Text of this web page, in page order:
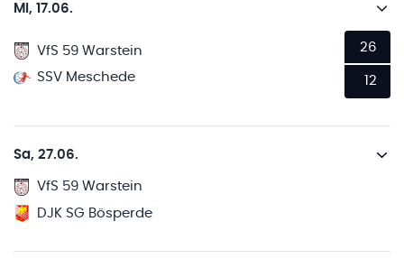
Mi, 17.06.
VfS 59 Warstein
SSV Meschede
26
12
Sa, 27.06.
VfS 59 Warstein
DJK SG Bösperde